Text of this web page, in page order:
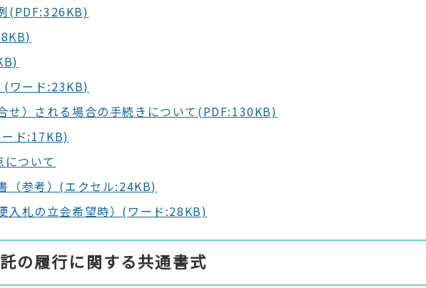
(PDF:326KB)
(ワード:23KB)
せ）される場合の手続きについて(PDF:130KB)
ド:17KB)
ついて
（参考）(エクセル:24KB)
入札の立会希望時）(ワード:28KB)
の履行に関する共通書式